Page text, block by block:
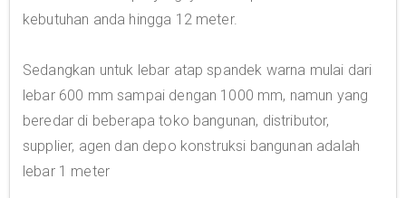
kebutuhan anda hingga 12 meter.
Sedangkan untuk lebar atap spandek warna mulai dari
lebar 600 mm sampai dengan 1000 mm, namun yang
beredar di beberapa toko bangunan, distributor,
supplier, agen dan depo konstruksi bangunan adalah
lebar 1 meter